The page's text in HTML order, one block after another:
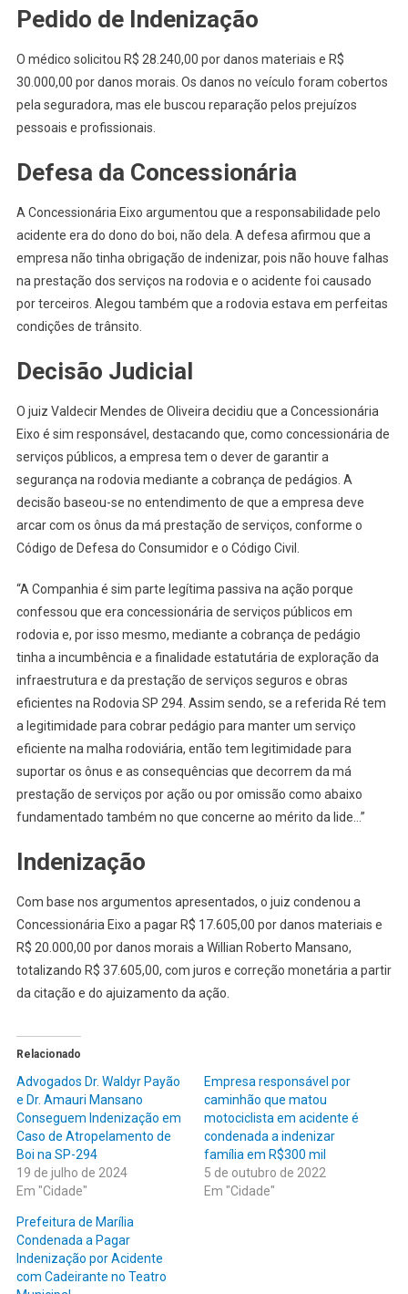
Pedido de Indenização
O médico solicitou R$ 28.240,00 por danos materiais e R$
30.000,00 por danos morais. Os danos no veículo foram cobertos
pela seguradora, mas ele buscou reparação pelos prejuízos
pessoais e profissionais.
Defesa da Concessionária
A Concessionária Eixo argumentou que a responsabilidade pelo
acidente era do dono do boi, não dela. A defesa afirmou que a
empresa não tinha obrigação de indenizar, pois não houve falhas
na prestação dos serviços na rodovia e o acidente foi causado
por terceiros. Alegou também que a rodovia estava em perfeitas
condições de trânsito.
Decisão Judicial
O juiz Valdecir Mendes de Oliveira decidiu que a Concessionária
Eixo é sim responsável, destacando que, como concessionária de
serviços públicos, a empresa tem o dever de garantir a
segurança na rodovia mediante a cobrança de pedágios. A
decisão baseou-se no entendimento de que a empresa deve
arcar com os ônus da má prestação de serviços, conforme o
Código de Defesa do Consumidor e o Código Civil.
“A Companhia é sim parte legítima passiva na ação porque
confessou que era concessionária de serviços públicos em
rodovia e, por isso mesmo, mediante a cobrança de pedágio
tinha a incumbência e a finalidade estatutária de exploração da
infraestrutura e da prestação de serviços seguros e obras
eficientes na Rodovia SP 294. Assim sendo, se a referida Ré tem
a legitimidade para cobrar pedágio para manter um serviço
eficiente na malha rodoviária, então tem legitimidade para
suportar os ônus e as consequências que decorrem da má
prestação de serviços por ação ou por omissão como abaixo
fundamentado também no que concerne ao mérito da lide…”
Indenização
Com base nos argumentos apresentados, o juiz condenou a
Concessionária Eixo a pagar R$ 17.605,00 por danos materiais e
R$ 20.000,00 por danos morais a Willian Roberto Mansano,
totalizando R$ 37.605,00, com juros e correção monetária a partir
da citação e do ajuizamento da ação.
Relacionado
Advogados Dr. Waldyr Payão
e Dr. Amauri Mansano
Conseguem Indenização em
Caso de Atropelamento de
Boi na SP-294
19 de julho de 2024
Em "Cidade"
Empresa responsável por
caminhão que matou
motociclista em acidente é
condenada a indenizar
família em R$300 mil
5 de outubro de 2022
Em "Cidade"
Prefeitura de Marília
Condenada a Pagar
Indenização por Acidente
com Cadeirante no Teatro